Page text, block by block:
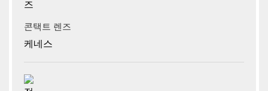
콘택트 렌즈
케네스